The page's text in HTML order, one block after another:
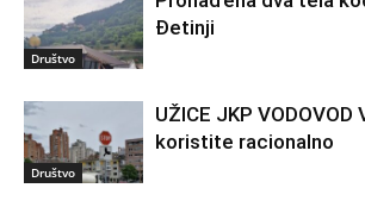
Društvo
Đetinji
Društvo
UŽICE JKP
koristite racionalno